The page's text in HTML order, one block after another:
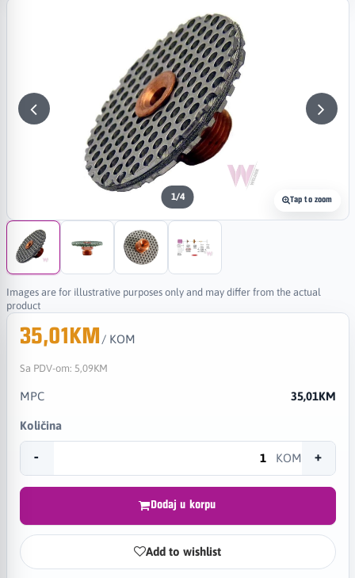
Tap to zoom
1/4
Images are for illustrative purposes only and may differ from the actual
product
35,01KM / KOM
Sa PDV-om: 5,09KM
MPC 35,01KM
Količina
- KOM +
Dodaj u korpu
Add to wishlist